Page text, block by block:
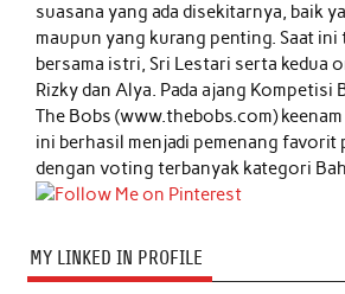
suasana yang ada disekitarnya, baik
maupun yang kurang penting. Saat
bersama istri, Sri Lestari serta kedua
Rizky dan Alya. Pada ajang
The Bobs (www.thebobs.com)
ini berhasil menjadi pemenang
dengan voting terbanyak kategori
MY LINKED IN PROFILE